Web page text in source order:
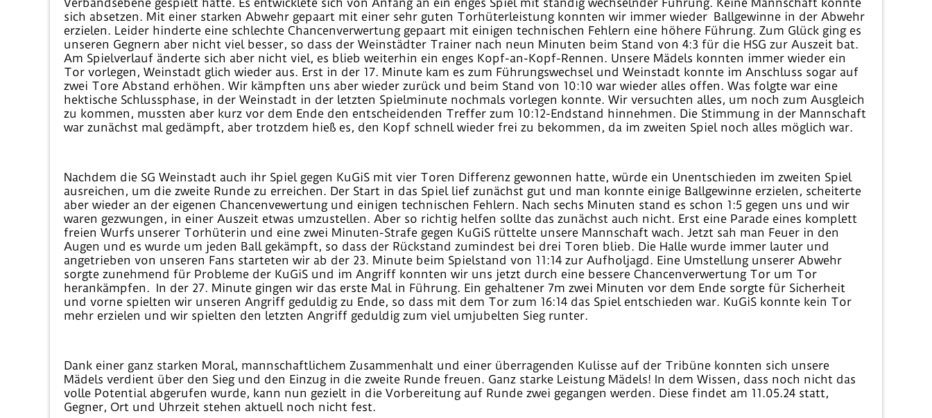
Verbandsebene gespielt hatte. Es entwicklete sich von Anfang an ein enges Spiel mit ständig wechselnder Führung. Keine Mannschaft konnte
sich absetzen. Mit einer starken Abwehr gepaart mit einer sehr guten Torhüterleistung konnten wir immer wieder Ballgewinne in der Abwehr
erzielen. Leider hinderte eine schlechte Chancenverwertung gepaart mit einigen technischen Fehlern eine höhere Führung. Zum Glück ging es
unseren Gegnern aber nicht viel besser, so dass der Weinstädter Trainer nach neun Minuten beim Stand von 4:3 für die HSG zur Auszeit bat.
Am Spielverlauf änderte sich aber nicht viel, es blieb weiterhin ein enges Kopf-an-Kopf-Rennen. Unsere Mädels konnten immer wieder ein
Tor vorlegen, Weinstadt glich wieder aus. Erst in der 17. Minute kam es zum Führungswechsel und Weinstadt konnte im Anschluss sogar auf
zwei Tore Abstand erhöhen. Wir kämpften uns aber wieder zurück und beim Stand von 10:10 war wieder alles offen. Was folgte war eine
hektische Schlussphase, in der Weinstadt in der letzten Spielminute nochmals vorlegen konnte. Wir versuchten alles, um noch zum Ausgleich
zu kommen, mussten aber kurz vor dem Ende den entscheidenden Treffer zum 10:12-Endstand hinnehmen. Die Stimmung in der Mannschaft
war zunächst mal gedämpft, aber trotzdem hieß es, den Kopf schnell wieder frei zu bekommen, da im zweiten Spiel noch alles möglich war.
Nachdem die SG Weinstadt auch ihr Spiel gegen KuGiS mit vier Toren Differenz gewonnen hatte, würde ein Unentschieden im zweiten Spiel
ausreichen, um die zweite Runde zu erreichen. Der Start in das Spiel lief zunächst gut und man konnte einige Ballgewinne erzielen, scheiterte
aber wieder an der eigenen Chancenvewertung und einigen technischen Fehlern. Nach sechs Minuten stand es schon 1:5 gegen uns und wir
waren gezwungen, in einer Auszeit etwas umzustellen. Aber so richtig helfen sollte das zunächst auch nicht. Erst eine Parade eines komplett
freien Wurfs unserer Torhüterin und eine zwei Minuten-Strafe gegen KuGiS rüttelte unsere Mannschaft wach. Jetzt sah man Feuer in den
Augen und es wurde um jeden Ball gekämpft, so dass der Rückstand zumindest bei drei Toren blieb. Die Halle wurde immer lauter und
angetrieben von unseren Fans starteten wir ab der 23. Minute beim Spielstand von 11:14 zur Aufholjagd. Eine Umstellung unserer Abwehr
sorgte zunehmend für Probleme der KuGiS und im Angriff konnten wir uns jetzt durch eine bessere Chancenverwertung Tor um Tor
herankämpfen. In der 27. Minute gingen wir das erste Mal in Führung. Ein gehaltener 7m zwei Minuten vor dem Ende sorgte für Sicherheit
und vorne spielten wir unseren Angriff geduldig zu Ende, so dass mit dem Tor zum 16:14 das Spiel entschieden war. KuGiS konnte kein Tor
mehr erzielen und wir spielten den letzten Angriff geduldig zum viel umjubelten Sieg runter.
Dank einer ganz starken Moral, mannschaftlichem Zusammenhalt und einer überragenden Kulisse auf der Tribüne konnten sich unsere
Mädels verdient über den Sieg und den Einzug in die zweite Runde freuen. Ganz starke Leistung Mädels! In dem Wissen, dass noch nicht das
volle Potential abgerufen wurde, kann nun gezielt in die Vorbereitung auf Runde zwei gegangen werden. Diese findet am 11.05.24 statt,
Gegner, Ort und Uhrzeit stehen aktuell noch nicht fest.